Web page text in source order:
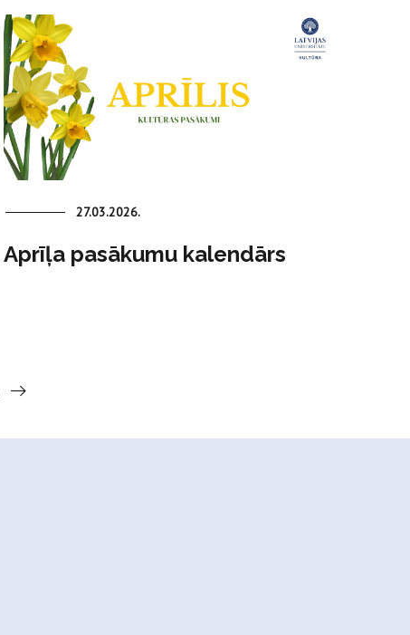
27.03.2026.
Aprīļa pasākumu kalendārs